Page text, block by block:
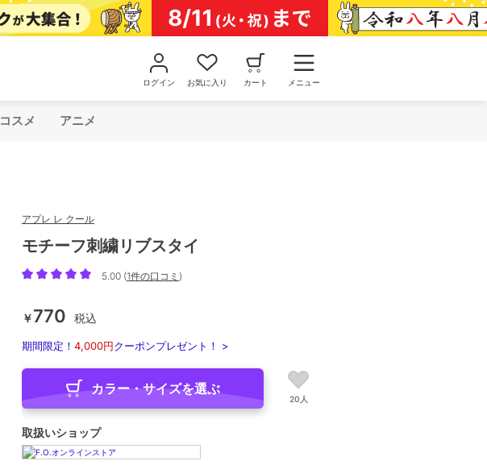
ログイン お気に入り カート メニュー
コスメ アニメ
アプレ レ クール
モチーフ刺繍リブスタイ
5.00 (1件の口コミ )
￥770 税込
期間限定！ 4,000円クーポンプレゼント！ >
カラー・サイズを選ぶ
20人
取扱いショップ